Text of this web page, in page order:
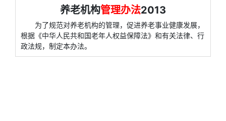
养老机构管理办法2013
为了规范对养老机构的管理，促进养老事业健康发展，
根据《中华人民共和国老年人权益保障法》和有关法律、行
政法规，制定本办法。